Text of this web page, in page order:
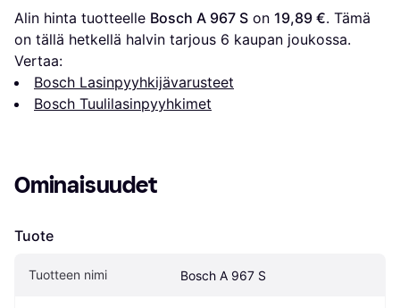
Alin hinta tuotteelle Bosch A 967 S on 19,89 €. Tämä
on tällä hetkellä halvin tarjous 6 kaupan joukossa.
Vertaa:
Bosch Lasinpyyhkijävarusteet
Bosch Tuulilasinpyyhkimet
Ominaisuudet
Tuote
Tuotteen nimi Bosch A 967 S